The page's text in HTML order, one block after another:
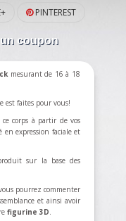
PINTEREST
coupon
mesurant de 16 à 18
est faites pour vous!
corps à partir de vos
expression faciale et
sur la base des
pourrez commenter
et ainsi avoir
figurine 3D.